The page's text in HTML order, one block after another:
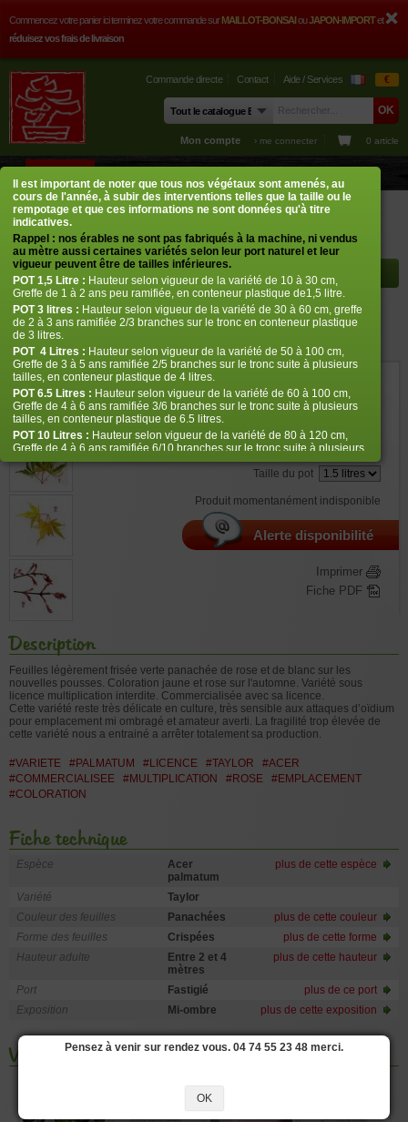
Commencez votre panier ici terminez votre commande surMAILLOT-BONSAIouJAPON-IMPORTet
réduisez vos frais de livraison
Commande directe Contact Aide / Services €
Mon compte › me connecter 0 article
Boutique Erables japonais Acer palmatum Taylor
Rayon à afficher
Taylor
ref. : 1023
Bien choisir la taille
Taille du pot
Produit momentanément indisponible
Alerte disponibilité
Imprimer
Fiche PDF
Description
Feuilles légèrement frisée verte panachée de rose et de blanc sur les
nouvelles pousses. Coloration jaune et rose sur l'automne. Variété sous
licence multiplication interdite. Commercialisée avec sa licence.
Cette variété reste très délicate en culture, très sensible aux attaques d’oïdium
pour emplacement mi ombragé et amateur averti. La fragilité trop élevée de
cette variété nous a entrainé a arrêter totalement sa production.
#VARIETE #PALMATUM #LICENCE #TAYLOR
#ACER
#COMMERCIALISEE
#MULTIPLICATION #ROSE
#EMPLACEMENT
#COLORATION
Fiche technique
Espèce
Acer
palmatum
plus de cette espèce
Variété
Taylor
Couleur des feuilles
Panachées
plus de cette couleur
Forme des feuilles
Crispées
plus de cette forme
Hauteur adulte
Entre 2 et 4
mètres
plus de cette hauteur
Port Fastigié
plus de ce port
Exposition
Mi-ombre plus de cette exposition
Vous aimerez aussi les produits suivants
Pensez à venir sur rendez vous. 04 74 55 23 48 merci.
OK
Il est important de noter que tous nos végétaux sont amenés, au
cours de l'année, à subir des interventions telles que la taille ou le
rempotage et que ces informations ne sont données qu'à titre
indicatives.
Rappel : nos érables ne sont pas fabriqués à la machine, ni vendus
au mètre aussi certaines variétés selon leur port naturel et leur
vigueur peuvent être de tailles inférieures.
POT1,5 Litre : Hauteur selon vigueur de la variété de 10 à 30 cm,
Greffe de 1 à 2 ans peu ramifiée, en conteneur plastique de1,5 litre.
POT3 litres : Hauteur selon vigueur de la variété de 30 à 60 cm, greffe
de 2 à 3 ans ramifiée 2/3 branches sur le tronc en conteneur plastique
de 3 litres.
POT 4 Litres : Hauteur selon vigueur de la variété de 50 à 100 cm,
Greffe de 3 à 5 ans ramifiée 2/5 branches sur le tronc suite à plusieurs
tailles, en conteneur plastique de 4 litres.
POT 6.5 Litres : Hauteur selon vigueur de la variété de 60 à 100 cm,
Greffe de 4 à 6 ans ramifiée 3/6 branches sur le tronc suite à plusieurs
tailles, en conteneur plastique de 6.5 litres.
POT 10 Litres : Hauteur selon vigueur de la variété de 80 à 120 cm,
Greffe de 4 à 6 ans ramifiée 6/10 branches sur le tronc suite à plusieurs
tailles, en conteneur plastique de 10 litres
POT 14 Litres :
Hauteur selon vigueur de la variété de 100 à 120 cm,
conteneur plastique de 14 litres.
POT 20 Litres :
Hauteur selon vigueur de la variété de 100 à 120 cm,
Greffe de 5 à 8 ans ramifiée 10/12 branches suite à plusieurs tailles, en
conteneur plastique de 20 litres. Dans cette taille le volume de racines
POT 25 Litres :
Hauteur selon vigueur de la variété de 100 à 120 cm,
Greffe de 6 à 9 ans ramifiée 10/12 branches suite à plusieurs tailles, en
conteneur plastique de 25 litres.